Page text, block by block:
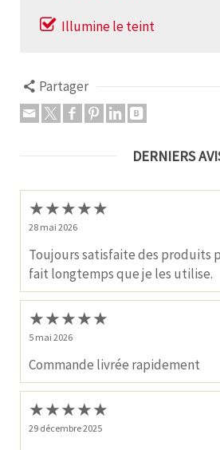
Illumine le teint
Partager
DERNIERS
★★★★★
28 mai 2026
Toujours satisfaite des produits
fait longtemps que je les utilise.
★★★★★
5 mai 2026
Commande livrée rapidement
★★★★★
29 décembre 2025